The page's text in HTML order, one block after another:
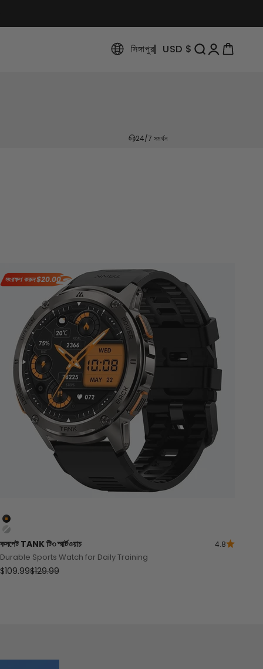
সিঙ্গাপুর USD $ অনুসন্ধান খুলুন
অ্যাকাউন্ট পৃষ্ঠা খুলুন
কার্ট খুলুন
24/7 সমর্থন
সংরক্ষণ করুন$20.00
কালো
সিলভার
কসপেট TANKটি৩ স্মার্টওয়াচ 4.8
Durable Sports Watch for Daily Training
বিক্রয় মূল্য
$109.99নিয়মিত দাম
$129.99